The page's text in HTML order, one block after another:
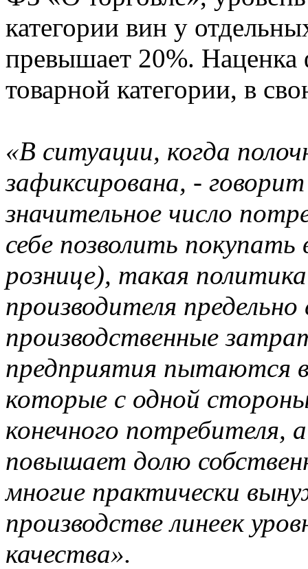
категории вин у
превышает 20%. Наценка
товарной категории, в
«В ситуации, когда
зафиксирована, -
значительное число
себе позволить
рознице), такая
производителя
производственные
предприятия пытаются
которые с одной
конечного потребителя,
повышает долю
многие практически
производстве линеек
качества».